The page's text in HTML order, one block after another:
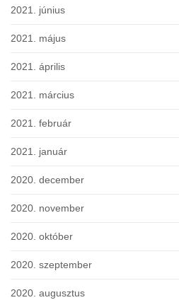
2021. június
2021. május
2021. április
2021. március
2021. február
2021. január
2020. december
2020. november
2020. október
2020. szeptember
2020. augusztus